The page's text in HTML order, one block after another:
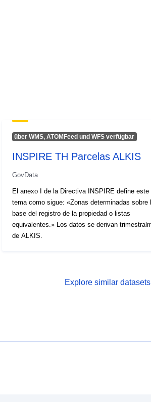
über WMS, ATOMFeed und WFS verfügbar
INSPIRE TH Parcelas ALKIS
GovData
El anexo I de la Directiva INSPIRE define este
tema como sigue: «Zonas determinadas sobre la
base del registro de la propiedad o listas
equivalentes.» Los datos se derivan trimestralmente
de ALKIS.
Explore similar datasets